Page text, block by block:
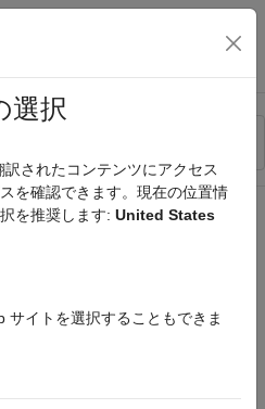
ナビゲーション メ
選択
されたコンテンツにアクセス
を確認できます。現在の位置情
を推奨します: United States
サイトを選択することもできま